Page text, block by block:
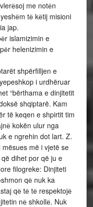
me notёn
tё kёtij misioni
jap.
islamizimin e
helenizimin e
shpërfilljen e
i urdhëruar
“bërthama e dinjitetit
shqiptarë. Kam
të keqen e shpirtit tim
kokën ulur nga
e ngrehin dot lart. Z.
më i vjetë se
dihet por që ju e
filogreke: Dinjiteti
qё nuk ka
qё tё tё respektojё
nё shkollё. Nuk